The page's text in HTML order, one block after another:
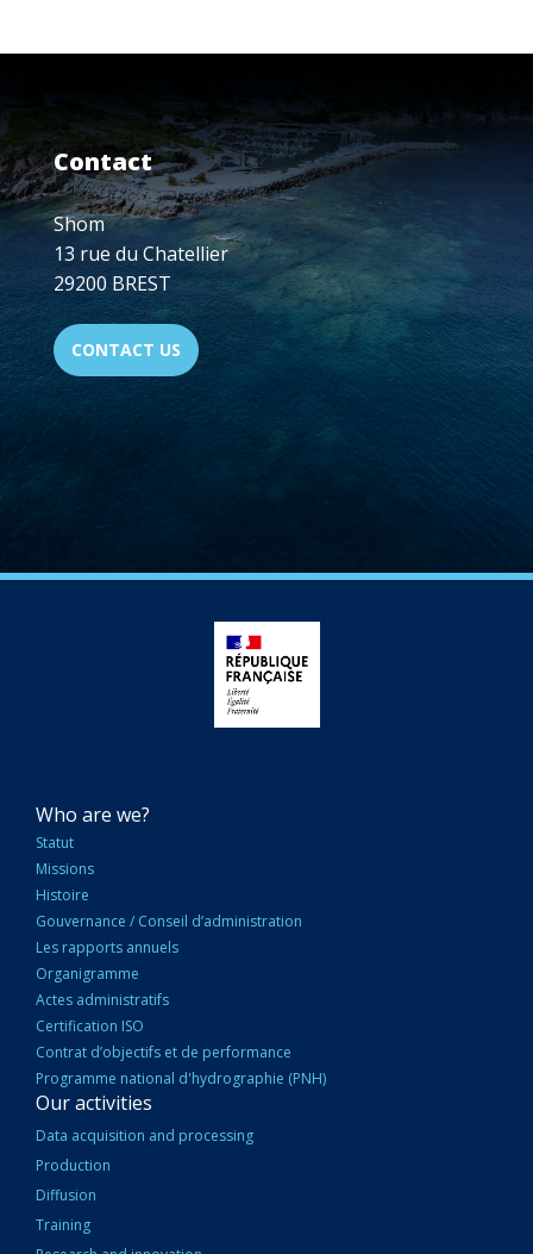
Contact
Shom
13 rue du Chatellier
29200 BREST
CONTACT US
NAVIGATION
PRINCIPALE
Who are we?
Statut
Missions
Histoire
Gouvernance / Conseil d’administration
Les rapports annuels
Organigramme
Actes administratifs
Certification ISO
Contrat d’objectifs et de performance
Programme national d'hydrographie (PNH)
Our activities
Data acquisition and processing
Production
Diffusion
Training